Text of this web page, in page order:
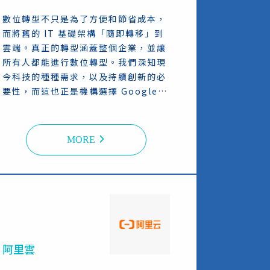
數位轉型不只是為了方便和節省成本，
而將舊的 IT 基礎架構「隨即轉移」到
雲端。真正的轉型涵蓋整個企業，並讓
所有人都能進行數位轉型。我們深知現
今科技的種種需求，以及持續創新的必
要性，而這也正是機構選擇 Google
解決最棘手挑戰。MORE
阿里雲